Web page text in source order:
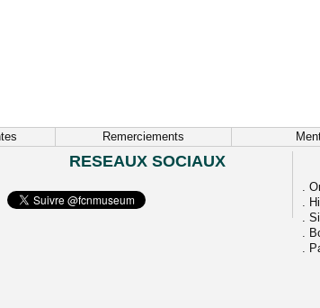
Remerciements
RESEAUX SOCIAUX
.
.
.
.
.